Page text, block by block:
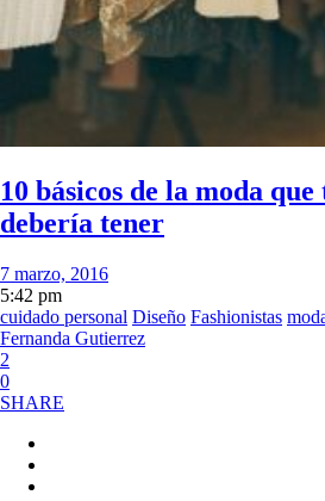
10 básicos de la moda
debería tener
7 marzo, 2016
5:42 pm
cuidado personal Diseño Fashionistas
Fernanda Gutierrez
2
0
SHARE